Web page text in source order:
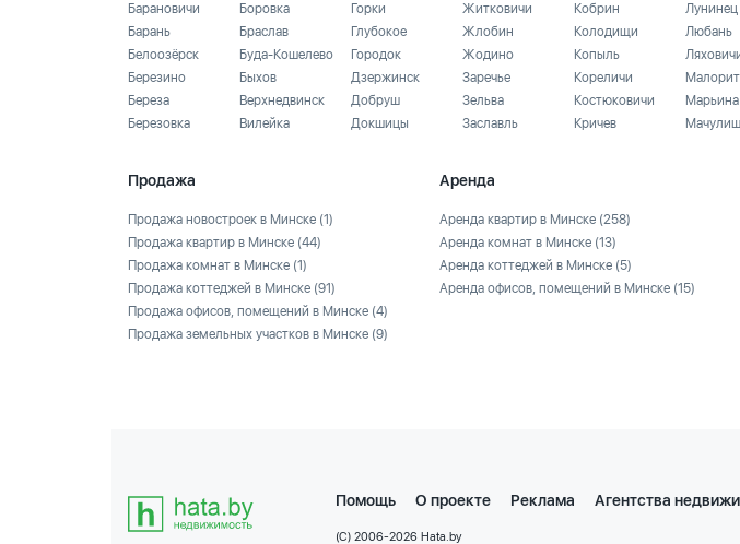
Барановичи
Барань
Белоозёрск
Березино
Береза
Березовка
Боровка
Браслав
Буда-Кошелево
Быхов
Верхнедвинск
Вилейка
Горки
Глубокое
Городок
Дзержинск
Добруш
Докшицы
Житковичи
Жлобин
Жодино
Заречье
Зельва
Заславль
Кобрин
Колодищи
Копыль
Кореличи
Костюковичи
Кричев
Лунинец
Любань
Продажа
Продажа новостроек в Минске (1)
Продажа квартир в Минске (44)
Продажа комнат в Минске (1)
Продажа коттеджей в Минске (91)
Продажа офисов, помещений в Минске (4)
Продажа земельных участков в Минске (9)
Аренда
Аренда квартир в Минске (258)
Аренда комнат в Минске (13)
Аренда коттеджей в Минске (5)
Аренда офисов, помещений в Минске (15)
Помощь О проекте Реклама Агентства
(C) 2006-2026 Hata.by